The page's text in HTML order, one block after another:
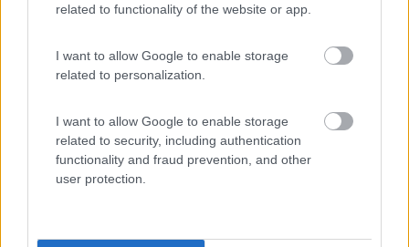
related to functionality of the website or app.
I want to allow Google to enable storage
related to personalization.
I want to allow Google to enable storage
related to security, including authentication
functionality and fraud prevention, and other
user protection.
Area di sosta (AA)
9 2
Servizi / Posizione
Centro città e supermercato a 6 km, semplice punto